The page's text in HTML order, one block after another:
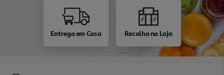
Entrega em Casa Recolha na Loja